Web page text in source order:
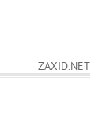
ZAXID.NET